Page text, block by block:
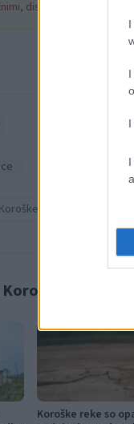
diskriminatornimi ali
Koroške reke so